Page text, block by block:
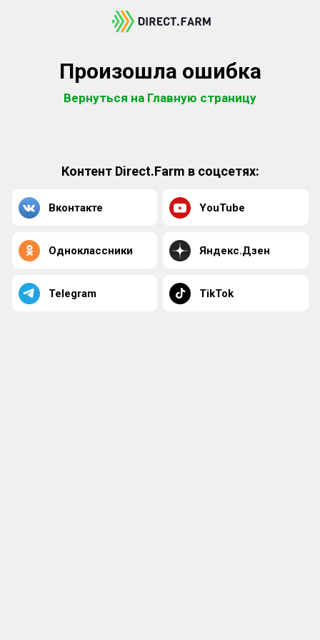
Произошла ошибка
Вернуться на Главную страницу
Контент Direct.Farm в соцсетях:
Вконтакте YouTube
Одноклассники Яндекс.Дзен
Telegram TikTok